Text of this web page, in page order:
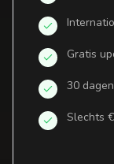
Gratis
30
Slechts